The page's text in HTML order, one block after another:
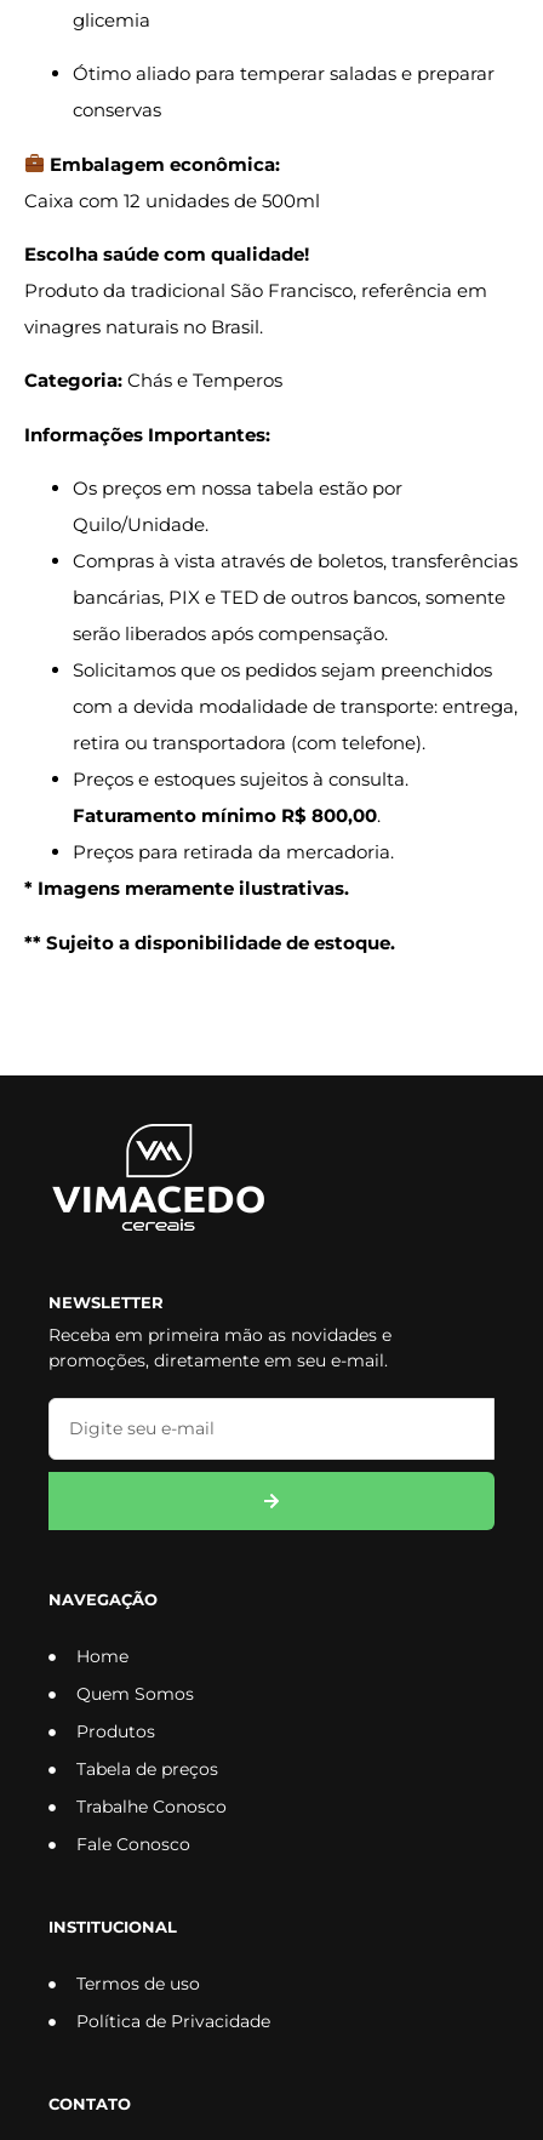
glicemia
Ótimo aliado para temperar saladas e preparar
conservas
Embalagem econômica:
Caixa com 12 unidades de 500ml
Escolha saúde com qualidade!
Produto da tradicional São Francisco, referência em
vinagres naturais no Brasil.
Categoria: Chás e Temperos
Informações Importantes:
Os preços em nossa tabela estão por
Quilo/Unidade.
Compras à vista através de boletos, transferências
bancárias, PIX e TED de outros bancos, somente
serão liberados após compensação.
Solicitamos que os pedidos sejam preenchidos
com a devida modalidade de transporte: entrega,
retira ou transportadora (com telefone).
Preços e estoques sujeitos à consulta.
Faturamento mínimo R$ 800,00.
Preços para retirada da mercadoria.
* Imagens meramente ilustrativas.
** Sujeito a disponibilidade de estoque.
NEWSLETTER
Receba em primeira mão as novidades e
promoções, diretamente em seu e-mail.
NAVEGAÇÃO
Home
Quem Somos
Produtos
Tabela de preços
Trabalhe Conosco
Fale Conosco
INSTITUCIONAL
Termos de uso
Política de Privacidade
CONTATO